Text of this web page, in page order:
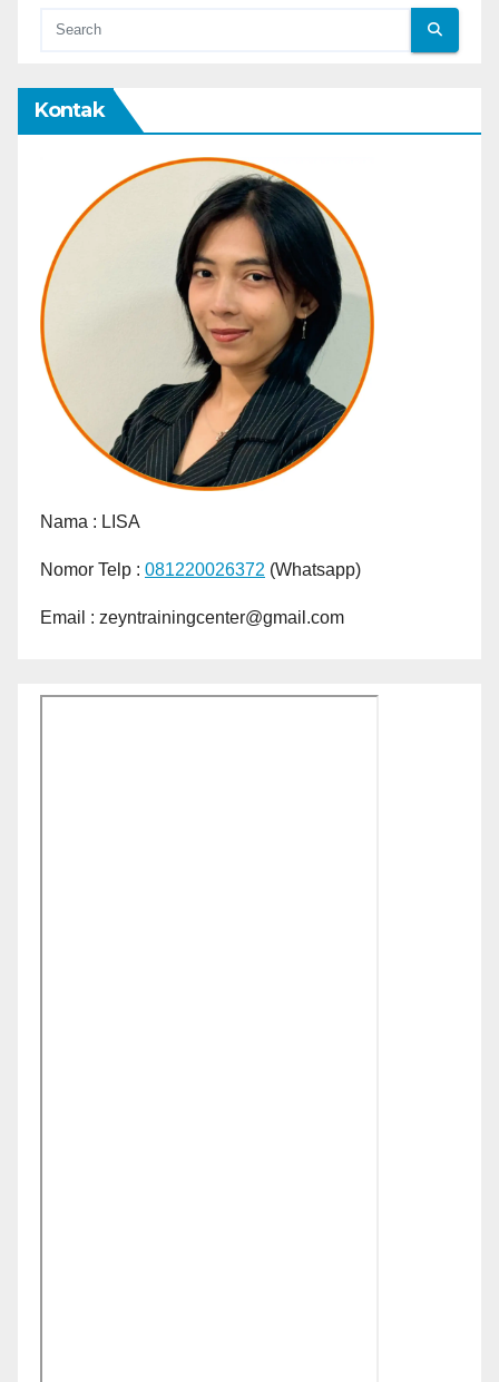
Kontak
Nama : LISA
Nomor Telp : 081220026372 (Whatsapp)
Email : zeyntrainingcenter@gmail.com